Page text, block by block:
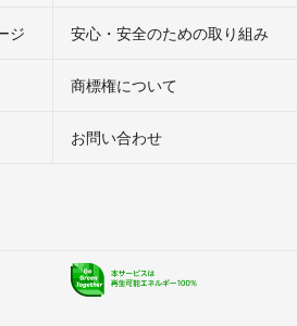
ジ 安心・安全のための取り組み
商標権について
お問い合わせ